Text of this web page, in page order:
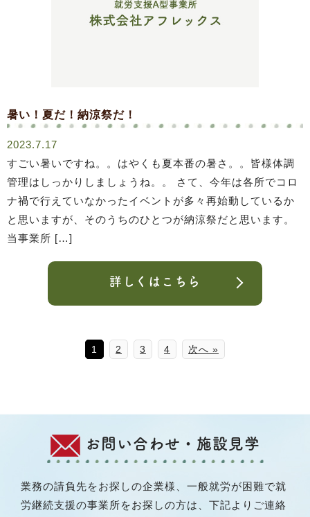
暑い！夏だ！納涼祭だ！
2023.7.17
すごい暑いですね。。はやくも夏本番の暑さ。。皆様体調
管理はしっかりしましょうね。。 さて、今年は各所でコロ
ナ禍で行えていなかったイベントが多々再始動しているか
と思いますが、そのうちのひとつが納涼祭だと思います。
当事業所 […]
詳しくはこちら
1 2 3 4 次へ »
お問い合わせ・施設見学
業務の請負先をお探しの企業様、一般就労が困難で就
労継続支援の事業所をお探しの方は、下記よりご連絡